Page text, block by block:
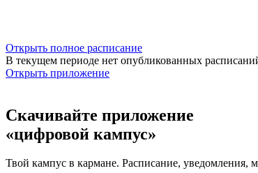
Открыть полное расписание
В текущем периоде нет опубликованных
Открыть приложение
Скачивайте приложение
«цифровой кампус»
Твой кампус в кармане. Расписание,